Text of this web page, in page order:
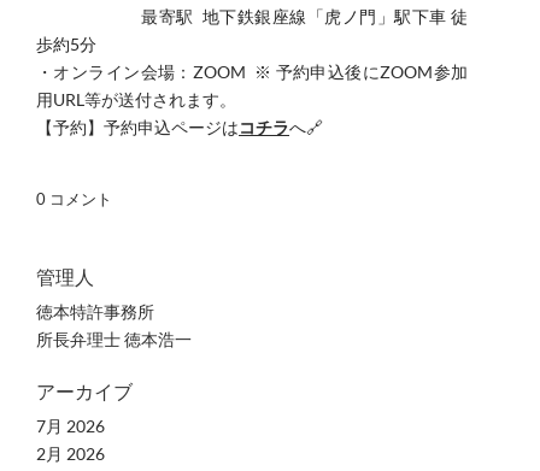
最寄駅 地下鉄銀座線「虎ノ門」駅下車 徒
歩約5分
・オンライン会場：ZOOM ※ 予約申込後にZOOM参加
用URL等が送付されます。
【予約】予約申込ページはコチラへ🔗
0 コメント
管理人
徳本特許事務所
所長弁理士 徳本浩一
アーカイブ
7月 2026
2月 2026